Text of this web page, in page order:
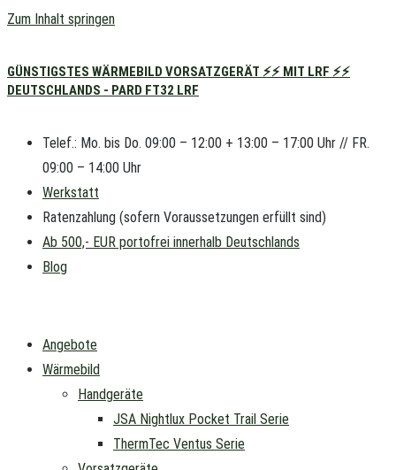
Zum Inhalt springen
GÜNSTIGSTES WÄRMEBILD VORSATZGERÄT ⚡⚡ MIT LRF ⚡⚡
DEUTSCHLANDS - PARD FT32 LRF
Telef.: Mo. bis Do. 09:00 – 12:00 + 13:00 – 17:00 Uhr // FR.
09:00 – 14:00 Uhr
Werkstatt
Ratenzahlung (sofern Voraussetzungen erfüllt sind)
Ab 500,- EUR portofrei innerhalb Deutschlands
Blog
Angebote
Wärmebild
Handgeräte
JSA Nightlux Pocket Trail Serie
ThermTec Ventus Serie